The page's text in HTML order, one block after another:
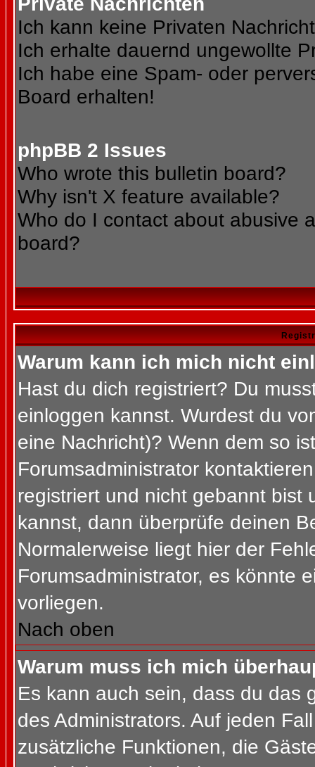
Ich kann keine Privaten
Ich erhalte dauernd ungewollte
Ich habe eine Spam- oder
Board erhalten!
phpBB 2 Issues
Who wrote this bulletin board?
Why isn't X feature available?
Who do I contact about abusive
board?
Warum kann ich mich nicht
Hast du dich registriert? Du
einloggen kannst. Wurdest du
eine Nachricht)? Wenn dem so
Forumsadministrator
registriert und nicht gebannt bist
kannst, dann überprüfe deinen
Normalerweise liegt hier der
Forumsadministrator, es könnte
vorliegen.
Nach oben
Warum muss ich mich
Es kann auch sein, dass du das
des Administrators. Auf jeden
zusätzliche Funktionen, die